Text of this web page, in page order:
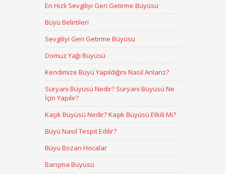
En Hızlı Sevgiliyi Geri Getirme Büyüsü
Büyü Belirtileri
Sevgiliyi Geri Getirme Büyüsü
Domuz Yağı Büyüsü
Kendimize Büyü Yapıldığını Nasıl Anlarız?
Süryani Büyüsü Nedir? Süryani Büyüsü Ne
İçin Yapılır?
Kaşık Büyüsü Nedir? Kaşık Büyüsü Etkili Mi?
Büyü Nasıl Tespit Edilir?
Büyü Bozan Hocalar
Barışma Büyüsü